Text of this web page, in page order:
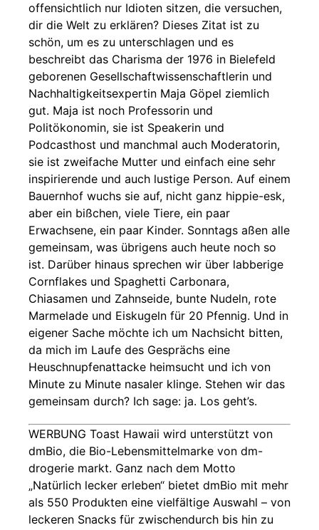
offensichtlich nur Idioten sitzen, die versuchen,
dir die Welt zu erklären? Dieses Zitat ist zu
schön, um es zu unterschlagen und es
beschreibt das Charisma der 1976 in Bielefeld
geborenen Gesellschaftwissenschaftlerin und
Nachhaltigkeitsexpertin Maja Göpel ziemlich
gut. Maja ist noch Professorin und
Politökonomin, sie ist Speakerin und
Podcasthost und manchmal auch Moderatorin,
sie ist zweifache Mutter und einfach eine sehr
inspirierende und auch lustige Person. Auf einem
Bauernhof wuchs sie auf, nicht ganz hippie-esk,
aber ein bißchen, viele Tiere, ein paar
Erwachsene, ein paar Kinder. Sonntags aßen alle
gemeinsam, was übrigens auch heute noch so
ist. Darüber hinaus sprechen wir über labberige
Cornflakes und Spaghetti Carbonara,
Chiasamen und Zahnseide, bunte Nudeln, rote
Marmelade und Eiskugeln für 20 Pfennig. Und in
eigener Sache möchte ich um Nachsicht bitten,
da mich im Laufe des Gesprächs eine
Heuschnupfenattacke heimsucht und ich von
Minute zu Minute nasaler klinge. Stehen wir das
gemeinsam durch? Ich sage: ja. Los geht’s.
WERBUNG Toast Hawaii wird unterstützt von
dmBio, die Bio-Lebensmittelmarke von dm-
drogerie markt. Ganz nach dem Motto
„Natürlich lecker erleben“ bietet dmBio mit mehr
als 550 Produkten eine vielfältige Auswahl – von
leckeren Snacks für zwischendurch bis hin zu